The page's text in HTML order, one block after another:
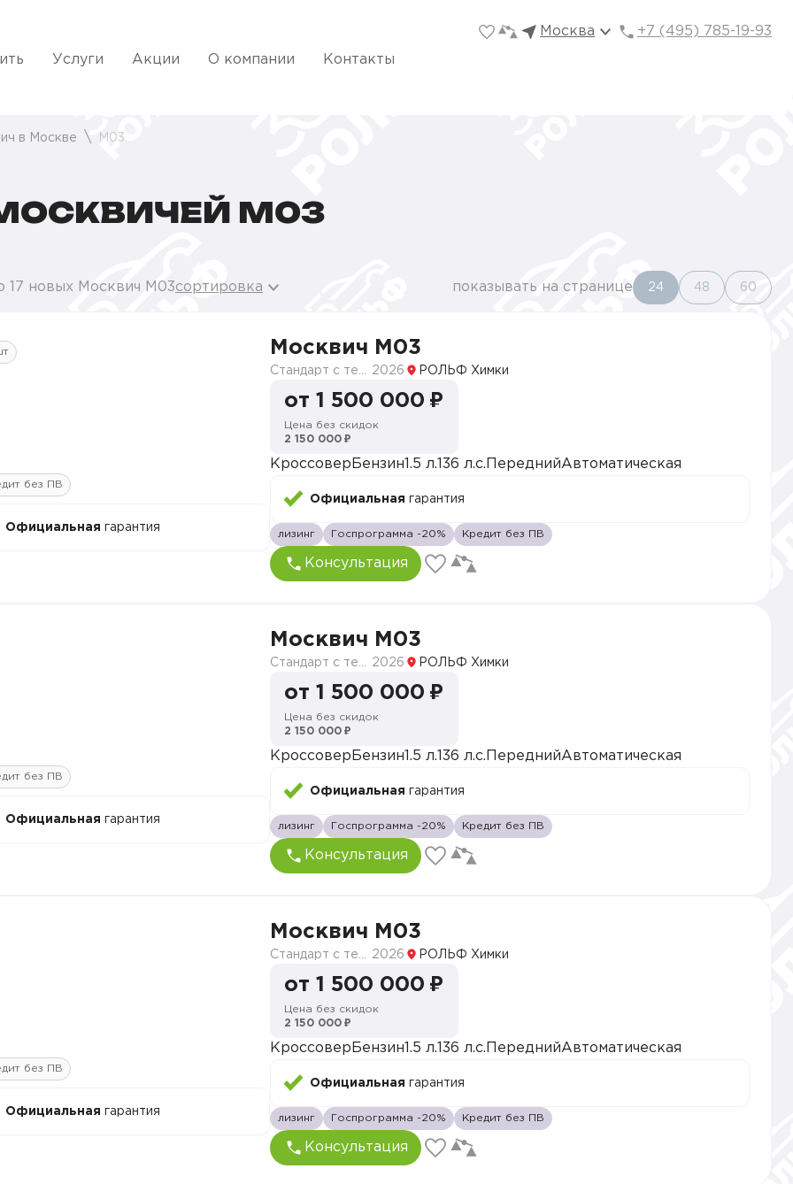
Москва +7 (495) 785-19-93
Услуги Акции О компании Контакты
в Москве M03
M03
17 новых Москвич M03сортировка показывать на странице 24 48 60
без ПВ
Официальная гарантия
Москвич M03
2026 РОЛЬФ Химки
от 1 500 000 ₽
Цена без скидок
2 150 000 ₽
Кроссовер Бензин 1.5 л. 136 л.с. ПереднийАвтоматическая
Официальная гарантия
лизинг Госпрограмма -20% Кредит без ПВ
Консультация
без ПВ
Официальная гарантия
Москвич M03
2026 РОЛЬФ Химки
от 1 500 000 ₽
Цена без скидок
2 150 000 ₽
Кроссовер Бензин 1.5 л. 136 л.с. ПереднийАвтоматическая
Официальная гарантия
лизинг Госпрограмма -20% Кредит без ПВ
Консультация
без ПВ
Официальная гарантия
Москвич M03
2026 РОЛЬФ Химки
от 1 500 000 ₽
Цена без скидок
2 150 000 ₽
Кроссовер Бензин 1.5 л. 136 л.с. ПереднийАвтоматическая
Официальная гарантия
лизинг Госпрограмма -20% Кредит без ПВ
Консультация